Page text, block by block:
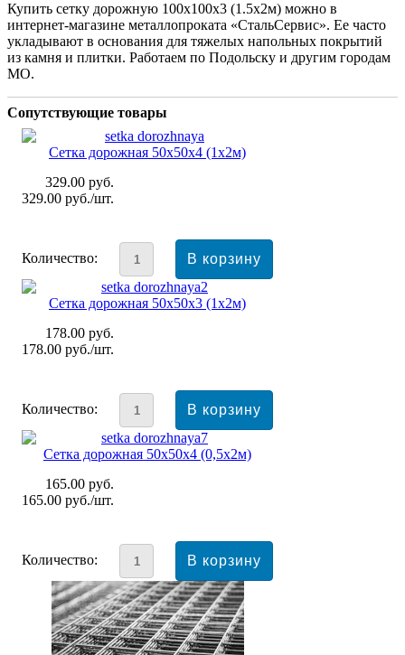
Купить сетку дорожную 100x100x3 (1.5x2м) можно в
интернет-магазине металлопроката «СтальСервис». Ее часто
укладывают в основания для тяжелых напольных покрытий
из камня и плитки. Работаем по Подольску и другим городам
МО.
Сопутствующие товары
Сетка дорожная 50x50x4 (1х2м)
329.00 руб.
329.00 руб./шт.
Количество:
Сетка дорожная 50x50x3 (1х2м)
178.00 руб.
178.00 руб./шт.
Количество:
Сетка дорожная 50x50x4 (0,5х2м)
165.00 руб.
165.00 руб./шт.
Количество: